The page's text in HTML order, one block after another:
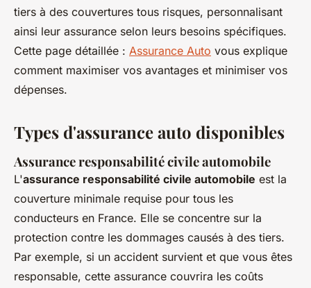
tiers à des couvertures tous risques, personnalisant
ainsi leur assurance selon leurs besoins spécifiques.
Cette page détaillée : Assurance Auto vous explique
comment maximiser vos avantages et minimiser vos
dépenses.
Types d'assurance auto disponibles
Assurance responsabilité civile automobile
L'assurance responsabilité civile automobile est la
couverture minimale requise pour tous les
conducteurs en France. Elle se concentre sur la
protection contre les dommages causés à des tiers.
Par exemple, si un accident survient et que vous êtes
responsable, cette assurance couvrira les coûts